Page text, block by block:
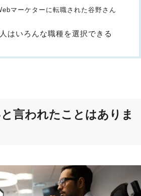
マーケターに転職された谷野さん
はいろんな職種を選択できる
言われたことはありま